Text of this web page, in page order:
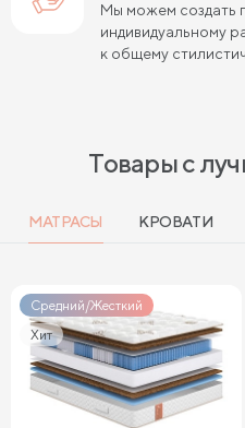
Мы можем создать
индивидуальному
к общему
Товары с
МАТРАСЫ КРОВАТИ
Средний/Жесткий
Хит